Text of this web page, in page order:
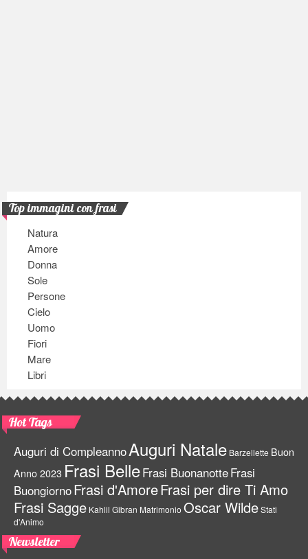
Top immagini con frasi
Natura
Amore
Donna
Sole
Persone
Cielo
Uomo
Fiori
Mare
Libri
Hot Tags
Auguri di CompleannoAuguri Natale Barzellette Buon
Anno 2023 Frasi BelleFrasi BuonanotteFrasi
BuongiornoFrasi d'AmoreFrasi per dire Ti Amo
Frasi Sagge Kahlil Gibran Matrimonio Oscar WildeStati
d'Animo
Newsletter